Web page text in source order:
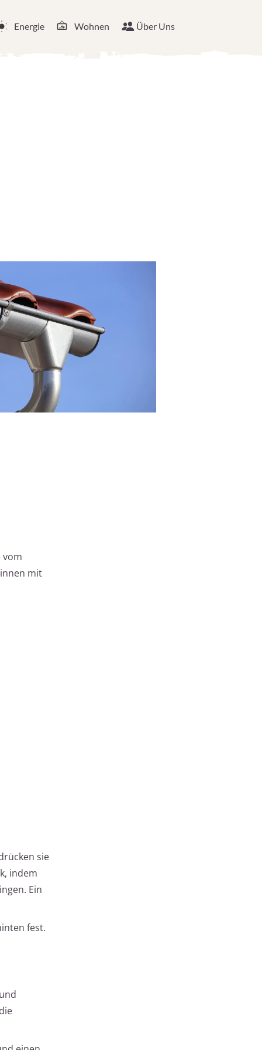
Energie Wohnen Über Uns
vom
mit
sie
indem
Ein
fest.